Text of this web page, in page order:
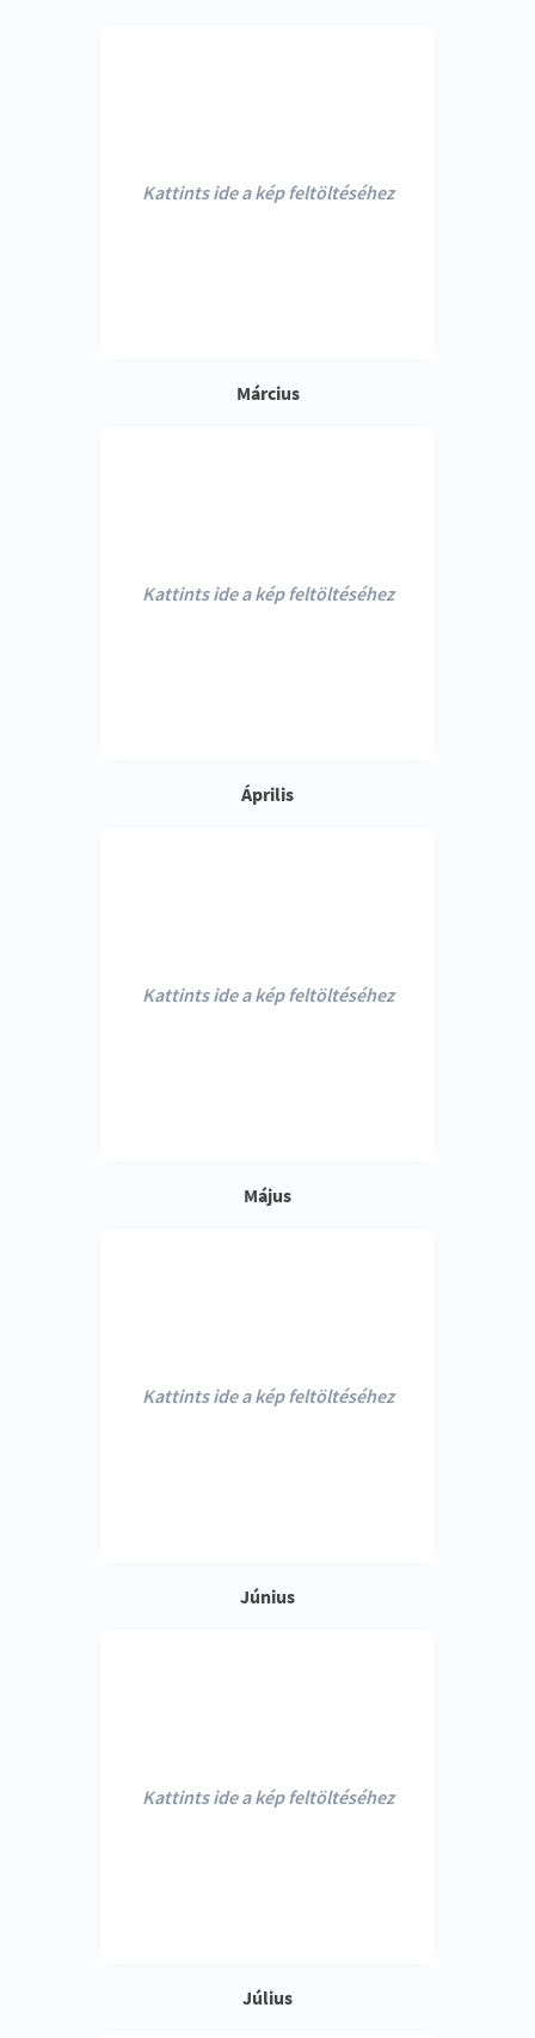
Kattints ide a kép feltöltéséhez
Március
Kattints ide a kép feltöltéséhez
Április
Kattints ide a kép feltöltéséhez
Május
Kattints ide a kép feltöltéséhez
Június
Kattints ide a kép feltöltéséhez
Július